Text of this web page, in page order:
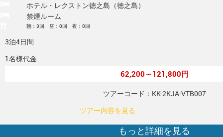
ホテル・レクストン徳之島（徳之島）
禁煙ルーム
朝：3回 昼：0回 夜：0回
3泊4日間
1名様代金
62,200～121,800円
ツアーコード：KK-2KJA-VTB007
ツアー内容を見る
もっと詳細を見る